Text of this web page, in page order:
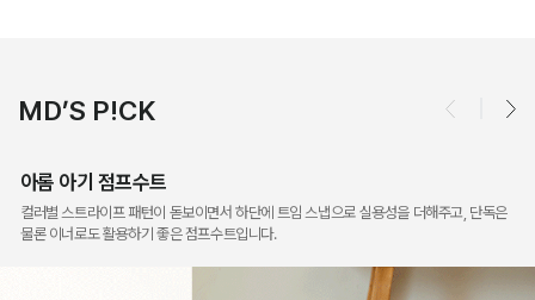
MD’S P!CK
아롬 아기 점프수트
컬러별 스트라이프 패턴이 돋보이면서 하단에 트임 스냅으로 실용성을 더해주고, 단독은
물론 이너로도 활용하기 좋은 점프수트입니다.